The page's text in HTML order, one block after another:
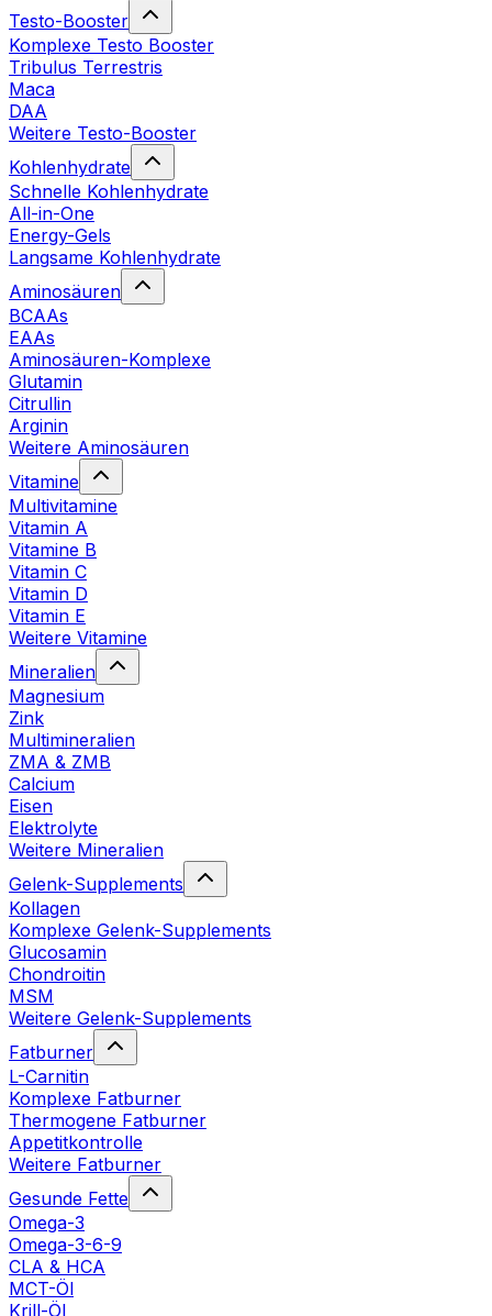
Testo-Booster
Komplexe Testo Booster
Tribulus Terrestris
Maca
DAA
Weitere Testo-Booster
Kohlenhydrate
Schnelle Kohlenhydrate
All-in-One
Energy-Gels
Langsame Kohlenhydrate
Aminosäuren
BCAAs
EAAs
Aminosäuren-Komplexe
Glutamin
Citrullin
Arginin
Weitere Aminosäuren
Vitamine
Multivitamine
Vitamin A
Vitamine B
Vitamin C
Vitamin D
Vitamin E
Weitere Vitamine
Mineralien
Magnesium
Zink
Multimineralien
ZMA & ZMB
Calcium
Eisen
Elektrolyte
Weitere Mineralien
Gelenk-Supplements
Kollagen
Komplexe Gelenk-Supplements
Glucosamin
Chondroitin
MSM
Weitere Gelenk-Supplements
Fatburner
L-Carnitin
Komplexe Fatburner
Thermogene Fatburner
Appetitkontrolle
Weitere Fatburner
Gesunde Fette
Omega-3
Omega-3-6-9
CLA & HCA
MCT-Öl
Krill-Öl